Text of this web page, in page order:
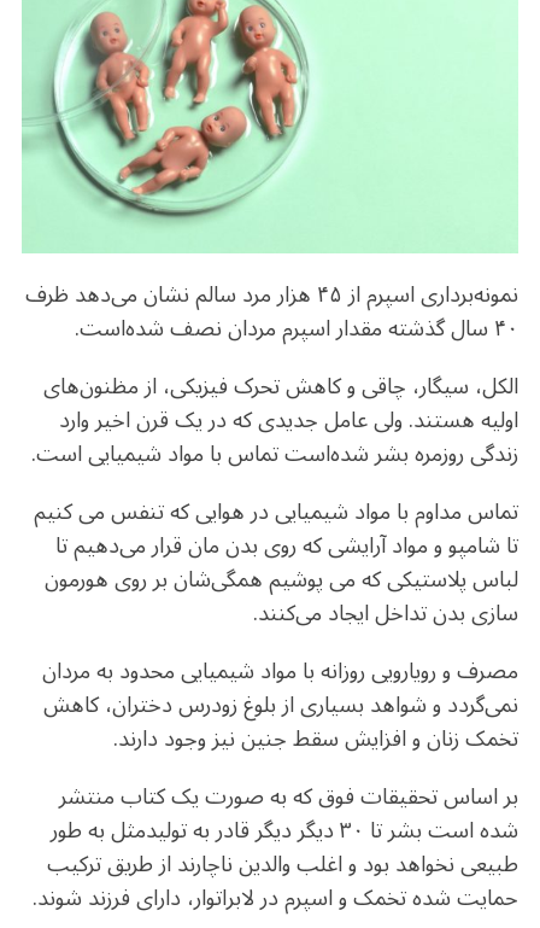
o
o
k
m pp
نمونه‌برداری اسپرم از ۴۵ هزار مرد سالم نشان می‌دهد ظرف
۴۰ سال گذشته مقدار اسپرم مردان نصف شده‌است.
الکل، سیگار، چاقی و کاهش تحرک فیزیکی، از مظنون‌های
اولیه هستند. ولی عامل جدیدی که در یک قرن اخیر وارد
زندگی روزمره بشر شده‌است تماس با مواد شیمیایی است.
تماس مداوم با مواد شیمیایی در هوایی که تنفس می کنیم
تا شامپو و مواد آرایشی که روی بدن مان قرار می‌دهیم تا
لباس پلاستیکی که می پوشیم همگی‌شان بر روی هورمون
سازی بدن تداخل ایجاد می‌کنند.
مصرف و رویارویی روزانه با مواد شیمیایی محدود به مردان
نمی‌گردد و شواهد بسیاری از بلوغ زودرس دختران، کاهش
تخمک زنان و افزایش سقط جنین نیز وجود دارند.
بر اساس تحقیقات فوق که به صورت یک کتاب منتشر
شده است بشر تا ۳۰ دیگر دیگر قادر به تولیدمثل به طور
طبیعی نخواهد بود و اغلب والدین ناچارند از طریق ترکیب
حمایت شده تخمک و اسپرم در لابراتوار، دارای فرزند شوند.